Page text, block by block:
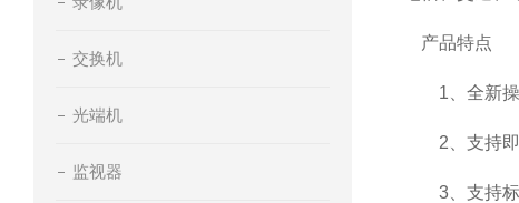
交换机
光端机
监视器
产品特点
1、全新操
2、支持即时
3、支持标